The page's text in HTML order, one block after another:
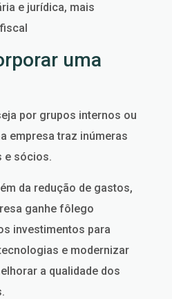
e jurídica, mais
uma
por grupos internos ou
empresa traz inúmeras
e sócios.
da redução de gastos,
ganhe fôlego
investimentos para
e modernizar
a qualidade dos